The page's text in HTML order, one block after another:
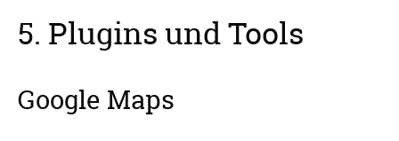
5. Plugins und Tools
Google Maps